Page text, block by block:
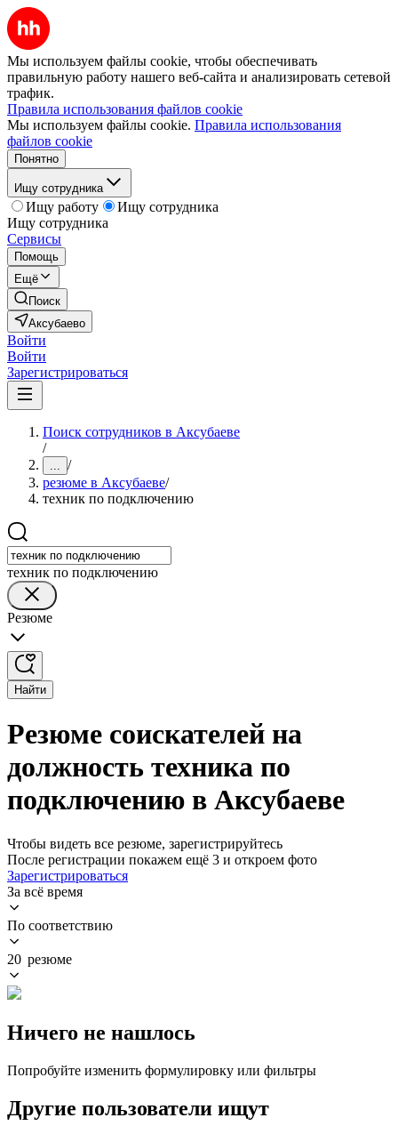
Мы используем файлы cookie, чтобы обеспечивать
правильную работу нашего веб-сайта и анализировать сетевой
трафик.
Правила использования файлов cookie
Мы используем файлы cookie. Правила использования
файлов cookie
Понятно
Ищу сотрудника
Ищу работу
Ищу сотрудника
Ищу сотрудника
Сервисы
Помощь
Ещё
Поиск
Аксубаево
Войти
Войти
Зарегистрироваться
Поиск сотрудников в Аксубаеве
/
... /
резюме в Аксубаеве/
техник по подключению
техник по подключению
Резюме
Найти
Резюме соискателей на
должность техника по
подключению в Аксубаеве
Чтобы видеть все резюме, зарегистрируйтесь
После регистрации покажем ещё 3 и откроем фото
Зарегистрироваться
За всё время
По соответствию
20 резюме
Ничего не нашлось
Попробуйте изменить формулировку или фильтры
Другие пользователи ищут